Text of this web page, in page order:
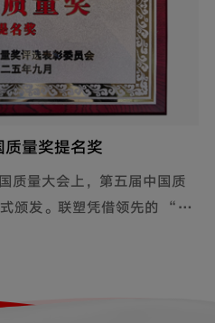
量奖提名奖
质量大会上，第五届中国质
颁发。联塑凭借领先的 “协
提名奖，成为行业首家获